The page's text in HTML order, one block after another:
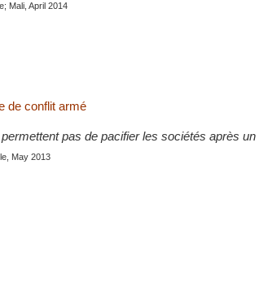
Mali, April 2014
de conflit armé
pas de pacifier les sociétés après
May 2013